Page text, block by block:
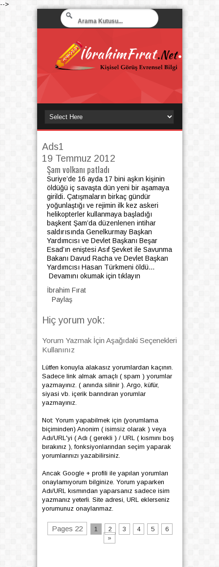
-->
Ads1
19 Temmuz 2012
Şam volkanı patladı
Suriye’de 16 ayda 17 bini aşkın kişinin
öldüğü iç savaşta dün yeni bir aşamaya
girildi. Çatışmaların birkaç gündür
yoğunlaştığı ve rejimin ilk kez askeri
helikopterler kullanmaya başladığı
başkent Şam’da düzenlenen intihar
saldırısında Genelkurmay Başkan
Yardımcısı ve Devlet Başkanı Beşar
Esad’ın eniştesi Asıf Şevket ile Savunma
Bakanı Davud Racha ve Devlet Başkan
Yardımcısı Hasan Türkmeni öldü...
Devamını okumak için tıklayın
İbrahim Fırat
Paylaş
Hiç yorum yok:
Yorum Yazmak İçin Aşağıdaki Seçenekleri
Kullanınız
Lütfen konuyla alakasız yorumlardan kaçının.
Sadece link almak amaçlı ( spam ) yorumlar
yazmayınız. ( anında silinir ). Argo, küfür,
siyasi vb. içerik barındıran yorumlar
yazmayınız.
Not: Yorum yapabilmek için (yorumlama
biçiminden) Anonim ( isimsiz olarak ) veya
Adı/URL'yi ( Adı ( gerekli ) / URL ( kısmını boş
bırakınız ), fonksiyonlarından seçim yaparak
yorumlarınızı yazabilirsiniz.
Ancak Google + profili ile yapılan yorumları
onaylamıyorum bilginize. Yorum yaparken
Adı/URL kısmından yaparsanız sadece isim
yazmanız yeterli. Site adresi, URL eklerseniz
yorumunuz onaylanmaz.
Pages 22 1 2 3 4 5
6
»